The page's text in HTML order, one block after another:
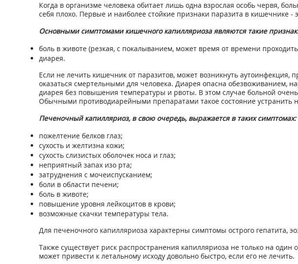
Когда в организме человека обитает лишь одна взрослая особь червя,
себя плохо. Первые и наиболее стойкие признаки паразита в кишечнике
Основными симптомами кишечного капилляриоза являются такие
боль в животе (резкая, с покалыванием, может время от времени
диарея.
Если не лечить кишечник от паразитов, может возникнуть
оказаться смертельными для человека. Диарея опасна обезвоживанием,
диарея без повышения температуры и рвоты. В этом случае больной
Обычными противодиарейными препаратами такое состояние устранить
Печеночный капилляриоз, в свою очередь, выражается в таких симптомах:
пожелтение белков глаз;
сухость и желтизна кожи;
сухость слизистых оболочек носа и глаз;
неприятный запах изо рта;
затруднения с мочеиспусканием;
боли в области печени;
боль в животе;
повышение уровня лейкоцитов в крови;
возможные скачки температуры тела.
Для печеночного капилляриоза характерны симптомы острого гепатита,
Также существует риск распространения капилляриоза не только на
может привести к летальному исходу довольно быстро, если его не лечить.